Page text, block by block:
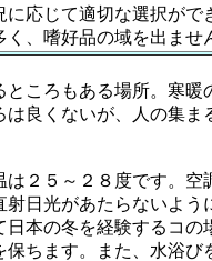
応じて適切な選択が
、嗜好品の域を出ませ
ころもある場所。寒
は良くないが、人の集ま
２５～２８度です。
日光があたらないよ
本の冬を経験するコ
保ちます。また、水浴